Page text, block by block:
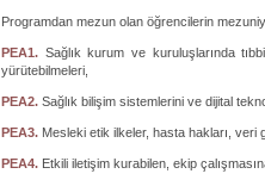
Programdan mezun olan öğrencilerin
PEA1. Sağlık kurum ve kuruluşlarında
yürütebilmeleri,
PEA2. Sağlık bilişim sistemlerini ve dijital
PEA3. Mesleki etik ilkeler, hasta hakları, veri
PEA4. Etkili iletişim kurabilen, ekip